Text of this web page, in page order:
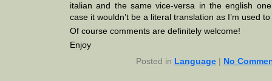
italian and the same vice-versa in the english
case it wouldn’t be a literal translation as I’m used
Of course comments are definitely welcome!
Enjoy
Posted in Language | No